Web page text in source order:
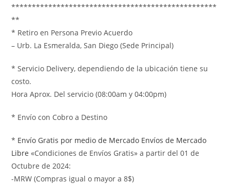
**************************************************
**
* Retiro en Persona Previo Acuerdo
– Urb. La Esmeralda, San Diego (Sede Principal)
* Servicio Delivery, dependiendo de la ubicación tiene su
costo.
Hora Aprox. Del servicio (08:00am y 04:00pm)
* Envío con Cobro a Destino
* Envío Gratis por medio de Mercado Envíos de Mercado
Libre «Condiciones de Envíos Gratis» a partir del 01 de
Octubre de 2024:
-MRW (Compras igual o mayor a 8$)